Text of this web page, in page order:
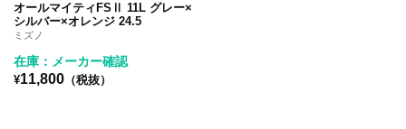
オールマイティFSⅡ 11L グレー×
シルバー×オレンジ 24.5
ミズノ
在庫：メーカー確認
¥11,800 （税抜）